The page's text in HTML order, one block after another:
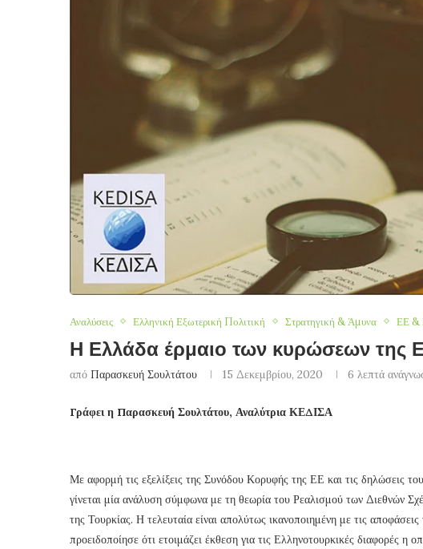
Αναλύσεις Ελληνική Εξωτερική Πολιτική Στρατηγική & Άμυνα ΕΕ &
Η Ελλάδα έρμαιο των κυρώσεων της
από Παρασκευή Σουλτάτου 15 Δεκεμβρίου, 2020 6 λεπτά
Γράφει η Παρασκευή Σουλτάτου, Αναλύτρια ΚΕΔΙΣΑ
Με αφορμή τις εξελίξεις της Συνόδου Κορυφής της ΕΕ και τις δηλώσεις
γίνεται μία ανάλυση σύμφωνα με τη θεωρία του Ρεαλισμού των Διεθνών
της Τουρκίας. Η τελευταία είναι απολύτως ικανοποιημένη με τις
προειδοποίησε ότι ετοιμάζει έκθεση για τις Ελληνοτουρκικές διαφορές η